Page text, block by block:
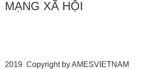
MẠNG XÃ HỘI
2019 Copyright by AMESVIETNAM